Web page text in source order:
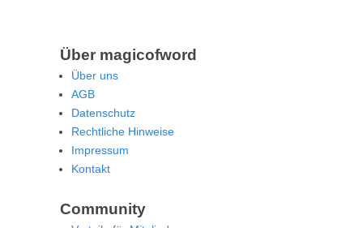
Über magicofword
Über uns
AGB
Datenschutz
Rechtliche Hinweise
Impressum
Kontakt
Community